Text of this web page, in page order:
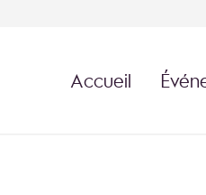
Accueil